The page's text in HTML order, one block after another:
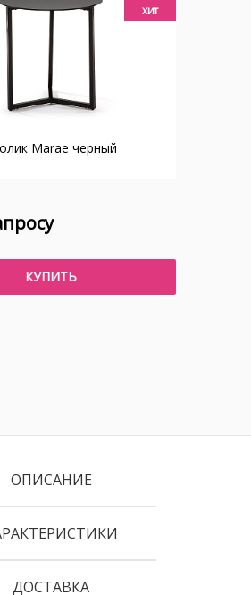
хит
Marae черный
КУПИТЬ
ОПИСАНИЕ
ДОСТАВКА